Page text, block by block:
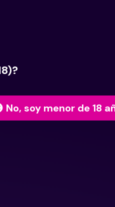
No, soy menor de 18